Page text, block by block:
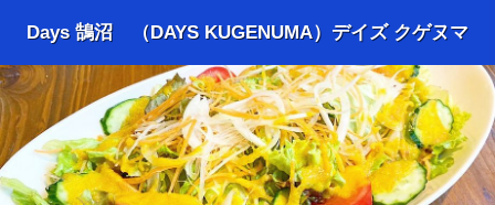
Days 鵠沼 （DAYS KUGENUMA）デイズ クゲヌマ